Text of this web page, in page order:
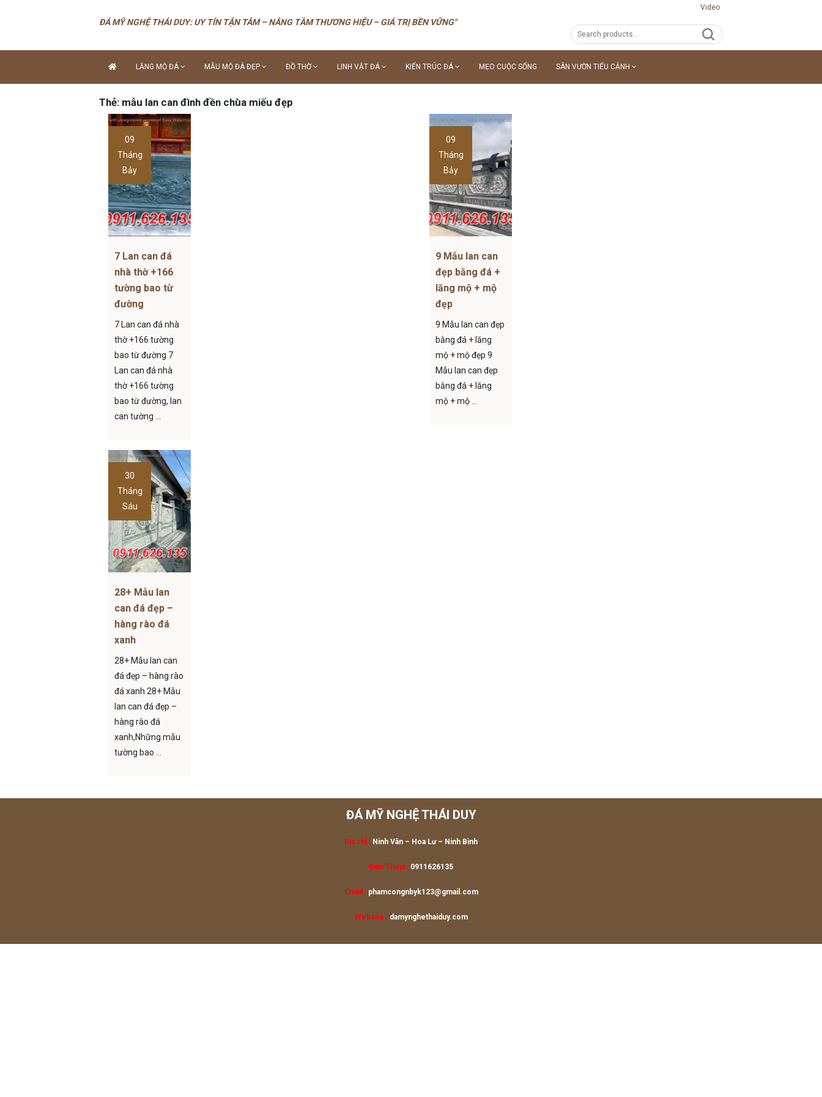
ĐÁ MỸ NGHỆ THÁI DUY: UY TÍN TẬN TÂM – NÂNG TẦM THƯƠNG HIỆU – GIÁ TRỊ BỀN VỮNG"
Video
LĂNG MỘ ĐÁ MẪU MỘ ĐÁ ĐẸP ĐỒ THỜ LINH VẬT ĐÁ KIẾN TRÚC ĐÁ MẸO CUỘC SỐNG SÂN VƯỜN TIỂU CẢNH
Thẻ: mẫu lan can đình đền chùa miếu đẹp
09
Tháng
Bảy
7 Lan can đá
nhà thờ +166
tường bao từ
đường
7 Lan can đá nhà
thờ +166 tường
bao từ đường 7
Lan can đá nhà
thờ +166 tường
bao từ đường, lan
can tường ...
09
Tháng
Bảy
9 Mẫu lan can
đẹp bằng đá +
lăng mộ + mộ
đẹp
9 Mẫu lan can đẹp
bằng đá + lăng
mộ + mộ đẹp 9
Mẫu lan can đẹp
bằng đá + lăng
mộ + mộ ...
30
Tháng
Sáu
28+ Mẫu lan
can đá đẹp –
hàng rào đá
xanh
28+ Mẫu lan can
đá đẹp – hàng rào
đá xanh 28+ Mẫu
lan can đá đẹp –
hàng rào đá
xanh,Những mẫu
tường bao ...
ĐÁ MỸ NGHỆ THÁI DUY
Địa chỉ : Ninh Vân – Hoa Lư – Ninh Bình
Điện Thoại : 0911626135
Email :phamcongnbyk123@gmail.com
Website :damynghethaiduy.com